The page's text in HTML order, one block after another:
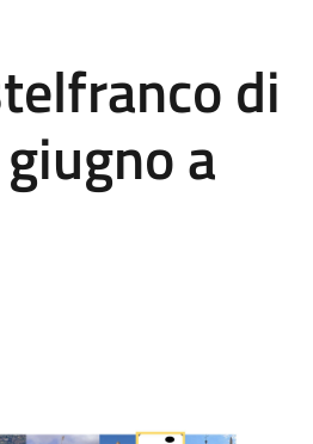
di
a